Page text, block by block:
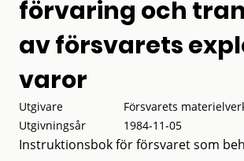
förvaring och
av försvarets
varor
Utgivare
Försvarets
Utgivningsår
1984-11-05
Instruktionsbok för försvaret som